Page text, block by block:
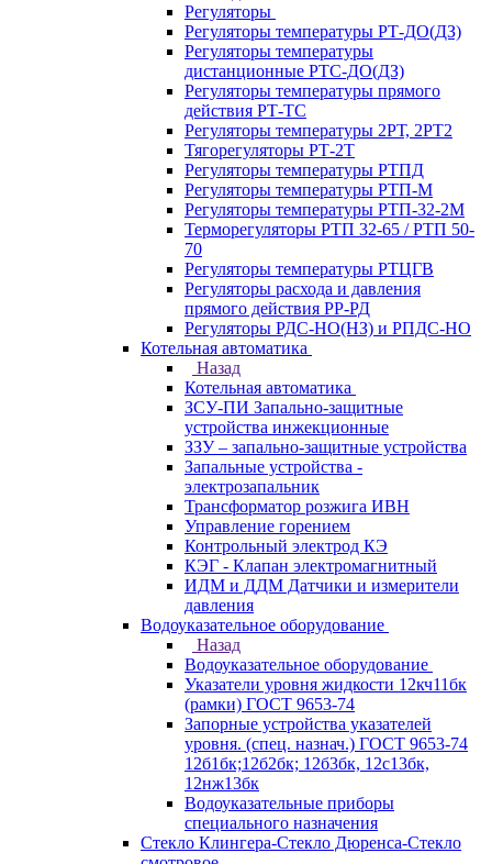
Регуляторы
Регуляторы температуры РТ-ДО(ДЗ)
Регуляторы температуры
дистанционные РТС-ДО(ДЗ)
Регуляторы температуры прямого
действия РТ-ТС
Регуляторы температуры 2РТ, 2РT2
Тягорегуляторы РТ-2Т
Регуляторы температуры РТПД
Регуляторы температуры РТП-M
Регуляторы температуры РТП-32-2М
Терморегуляторы РТП 32-65 / РТП 50-
70
Регуляторы температуры РТЦГВ
Регуляторы расхода и давления
прямого действия РР-РД
Регуляторы РДС-НО(НЗ) и РПДС-НО
Котельная автоматика
Назад
Котельная автоматика
ЗСУ-ПИ Запально-защитные
устройства инжекционные
ЗЗУ – запально-защитные устройства
Запальные устройства -
электрозапальник
Трансформатор розжига ИВН
Управление горением
Контрольный электрод КЭ
КЭГ - Клапан электромагнитный
ИДМ и ДДМ Датчики и измерители
давления
Водоуказательное оборудование
Назад
Водоуказательное оборудование
Указатели уровня жидкости 12кч11бк
(рамки) ГОСТ 9653-74
Запорные устройства указателей
уровня. (спец. назнач.) ГОСТ 9653-74
12б1бк;12б2бк; 12б3бк, 12с13бк,
12нж13бк
Водоуказательные приборы
специального назначения
Стекло Клингера-Стекло Дюренса-Стекло